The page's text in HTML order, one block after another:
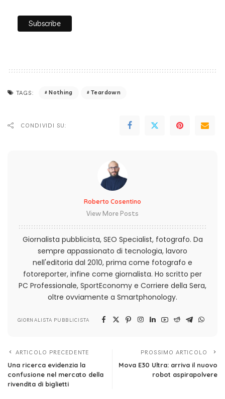
TAGS: Nothing Teardown
CONDIVIDI SU:
Roberto Cosentino
View More Posts
Giornalista pubblicista, SEO Specialist, fotografo. Da
sempre appassionato di tecnologia, lavoro
nell'editoria dal 2010, prima come fotografo e
fotoreporter, infine come giornalista. Ho scritto per
PC Professionale, SportEconomy e Corriere della Sera,
oltre ovviamente a Smartphonology.
GIORNALISTA PUBBLICISTA
ARTICOLO PRECEDENTE
Una ricerca evidenzia la
confusione nel mercato della
rivendita di biglietti
PROSSIMO ARTICOLO
Mova E30 Ultra: arriva il nuovo
robot aspirapolvere